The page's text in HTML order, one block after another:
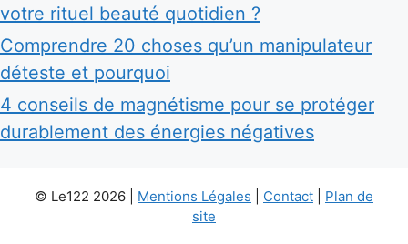
votre rituel beauté quotidien ?
Comprendre 20 choses qu’un manipulateur
déteste et pourquoi
4 conseils de magnétisme pour se protéger
durablement des énergies négatives
© Le122 2026 | Mentions Légales Contact
Plan de
site